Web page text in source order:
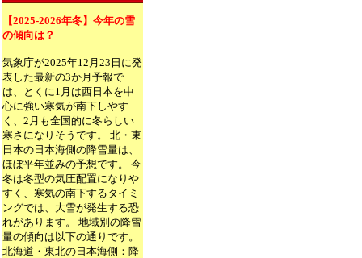
【2025-2026年冬】今年の雪
の傾向は？
気象庁が2025年12月23日に発
表した最新の3か月予報で
は、とくに1月は西日本を中
心に強い寒気が南下しやす
く、2月も全国的に冬らしい
寒さになりそうです。 北・東
日本の日本海側の降雪量は、
ほぼ平年並みの予想です。 今
冬は冬型の気圧配置になりや
すく、寒気の南下するタイミ
ングでは、大雪が発生する恐
れがあります。 地域別の降雪
量の傾向は以下の通りです。
北海道・東北の日本海側：降